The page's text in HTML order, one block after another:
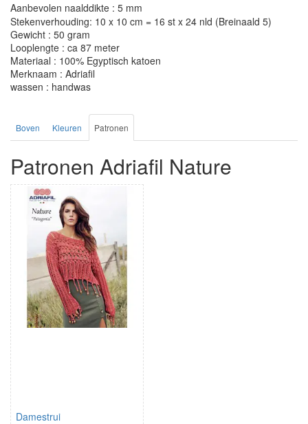
Aanbevolen naalddikte : 5 mm
Stekenverhouding: 10 x 10 cm = 16 st x 24 nld (Breinaald 5)
Gewicht : 50 gram
Looplengte : ca 87 meter
Materiaal : 100% Egyptisch katoen
Merknaam : Adriafil
wassen : handwas
Boven Kleuren Patronen
Patronen Adriafil Nature
Damestrui